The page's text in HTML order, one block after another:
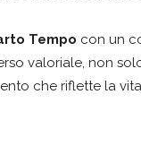
Tempo con un
valoriale, non
che riflette la